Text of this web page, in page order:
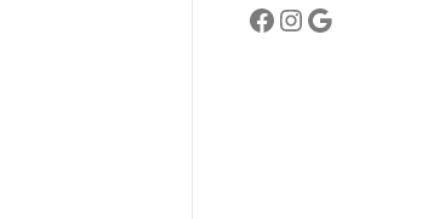
Facebook
Instagram
Google